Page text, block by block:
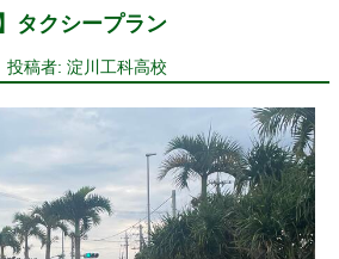
タクシープラン
投稿者: 淀川工科高校